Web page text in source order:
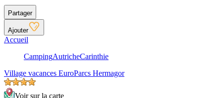
Partager
Ajouter
Accueil
CampingAutricheCarinthie
Village vacances EuroParcs Hermagor
Voir sur la carte